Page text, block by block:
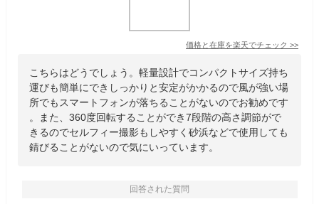
価格と在庫を楽天でチェック >>
こちらはどうでしょう。軽量設計でコンパクトサイズ持ち
運びも簡単にできしっかりと安定がかかるので風が強い場
所でもスマートフォンが落ちることがないのでお勧めです
。また、360度回転することができ7段階の高さ調節がで
きるのでセルフィー撮影もしやすく砂浜などで使用しても
錆びることがないので気にいっています。
回答された質問